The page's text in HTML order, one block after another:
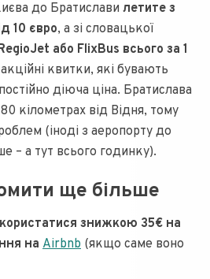
до Братислави летите з
10 євро, а зі словацької
або FlixBus всього за 1
квитки, які бувають
діюча ціна. Братислава
кілометрах від Відня, тому
(іноді з аеропорту до
– а тут всього годинку).
ще більше
знижкою 35€ на
на Airbnb (якщо саме воно